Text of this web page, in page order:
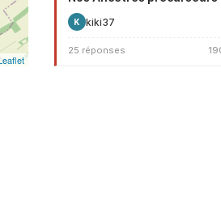
K kiki37
25 réponses